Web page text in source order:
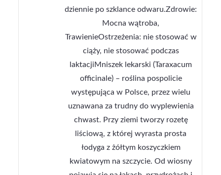
dziennie po szklance odwaru.Zdrowie:
Mocna wątroba,
TrawienieOstrzeżenia: nie stosować w
ciąży, nie stosować podczas
laktacjiMniszek lekarski (Taraxacum
officinale) – roślina pospolicie
występująca w Polsce, przez wielu
uznawana za trudny do wyplewienia
chwast. Przy ziemi tworzy rozetę
liściową, z której wyrasta prosta
łodyga z żółtym koszyczkiem
kwiatowym na szczycie. Od wiosny